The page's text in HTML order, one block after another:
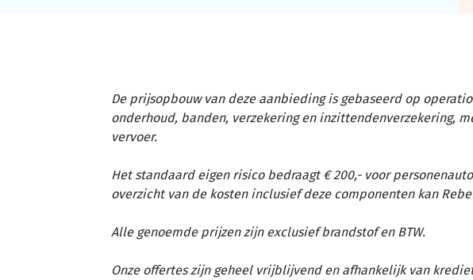
De prijsopbouw van deze aanbieding is gebaseerd op
onderhoud, banden, verzekering en inzittendenverzekering,
vervoer.
Het standaard eigen risico bedraagt € 200,- voor
overzicht van de kosten inclusief deze componenten kan
Alle genoemde prijzen zijn exclusief brandstof en BTW.
Onze offertes zijn geheel vrijblijvend en afhankelijk van